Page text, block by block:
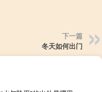
下一篇
冬天如何出门